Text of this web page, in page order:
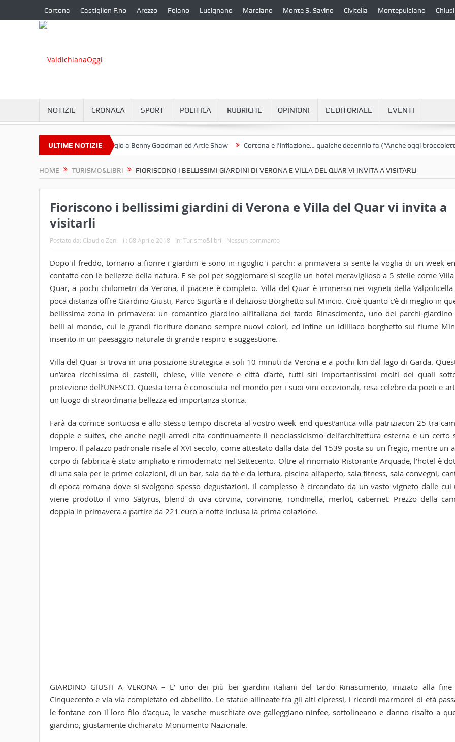
Cortona Castiglion F.no Arezzo Foiano Lucignano Marciano Monte S. Savino Civitella Montepulciano Chiusi
NOTIZIE CRONACA SPORT POLITICA RUBRICHE OPINIONI L’EDITORIALE EVENTI
ULTIME NOTIZIE
a Camucia? Omaggio a Benny Goodman ed Artie Shaw Cortona e l’inflazione… qualche decennio fa (“Anche oggi broccoletti e
HOME TURISMO&LIBRI FIORISCONO I BELLISSIMI GIARDINI DI VERONA E VILLA DEL QUAR VI INVITA A VISITARLI
Fioriscono i bellissimi giardini di Verona e Villa del Quar vi invita a
visitarli
Postato da: Claudio Zeni il: 08 Aprile 2018 In: Turismo&libri Nessun commento
Dopo il freddo, tornano a fiorire i giardini e sono in rigoglio i parchi: a primavera si sente la voglia di un week
contatto con le bellezze della natura. E se poi per soggiornare si sceglie un hotel meraviglioso a 5 stelle come
Quar, a pochi chilometri da Verona, il piacere è completo. Villa del Quar è immerso nei vigneti della
poca distanza offre Giardino Giusti, Parco Sigurtà e il delizioso Borghetto sul Mincio. Cioè quanto c’è di meglio in
bellissima zona in primavera: un romantico giardino all’italiana del tardo Rinascimento, uno dei parchi-
belli al mondo, cui le grandi fioriture donano sempre nuovi colori, ed infine un idilliaco borghetto sul fiume
inserito in un paesaggio naturale di grande respiro e suggestione.
Villa del Quar si trova in una posizione strategica a soli 10 minuti da Verona e a pochi km dal lago di Garda.
un’area ricchissima di castelli, chiese, ville venete e città d’arte, tutti siti importantissimi molti dei quali
protezione dell’UNESCO. Questa terra è conosciuta nel mondo per i suoi vini eccezionali, resa celebre da poeti e
un luogo di straordinaria bellezza ed importanza storica.
Farà da cornice sontuosa e allo stesso tempo discreta al vostro week end quest’antica villa patriziacon 25 tra
doppie e suites, che anche negli arredi cita continuamente il neoclassicismo dell’architettura esterna e un certo
Impero. Il palazzo padronale risale al XVI secolo, come attestato dalla data del 1539 posta su un fregio, mentre un
corpo di fabbrica è stato ampliato e rimodernato nel Settecento. Oltre al rinomato Ristorante Arquade, l’hotel è
di una sala per le prime colazioni, di un bar, sala da tè e da lettura, piscina all’aperto, sala fitness, sala convegni,
di epoca romana dove si svolgono spesso degustazioni. Il complesso è circondato da un vasto vigneto dalle cui
viene prodotto il vino Satyrus, blend di uva corvina, corvinone, rondinella, merlot, cabernet. Prezzo della
doppia in primavera a partire da 221 euro a notte inclusa la prima colazione.
GIARDINO GIUSTI A VERONA – E’ uno dei più bei giardini italiani del tardo Rinascimento, iniziato alla fine
Cinquecento e via via completato ed abbellito. Le statue allineate fra gli alti cipressi, i ricordi marmorei di età
le fontane con il loro filo d’acqua, le vasche muschiate ove galleggiano ninfee, sottolineano e danno risalto a
giardino, giustamente dichiarato Monumento Nazionale.